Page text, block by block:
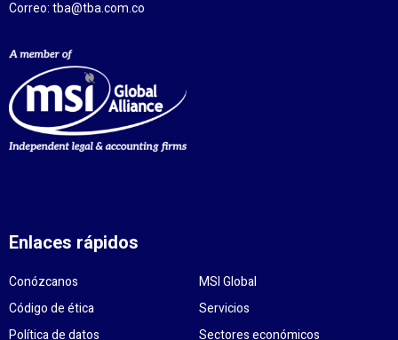
Correo: tba@tba.com.co
Enlaces rápidos
Conózcanos
MSI Global
Código de ética
Servicios
Política de datos
Sectores económicos